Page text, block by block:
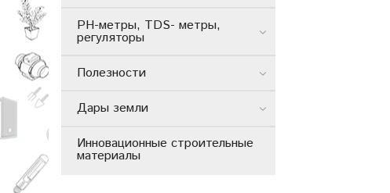
РН-метры, TDS- метры,
регуляторы
Полезности
Дары земли
Инновационные строительные
материалы